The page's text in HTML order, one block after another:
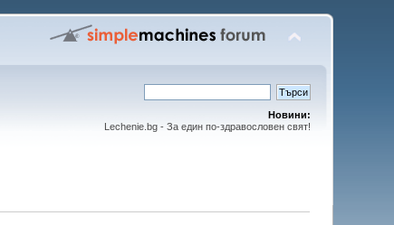
Новини:
Lechenie.bg - За един по-здравословен свят!